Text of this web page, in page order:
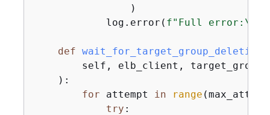
                )
            log.error(
f"Full error:\n\t
def wait_for_target_group_deletion
self, elb_client,
):
for attempt in range
try :